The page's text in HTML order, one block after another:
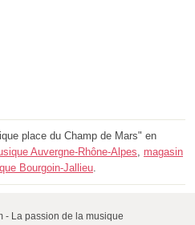
place du Champ de Mars" en
Auvergne-Rhône-Alpes, magasin
Bourgoin-Jallieu.
- La passion de la musique